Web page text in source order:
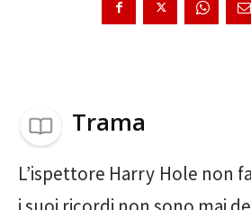
Trama
L’ispettore Harry Hole non